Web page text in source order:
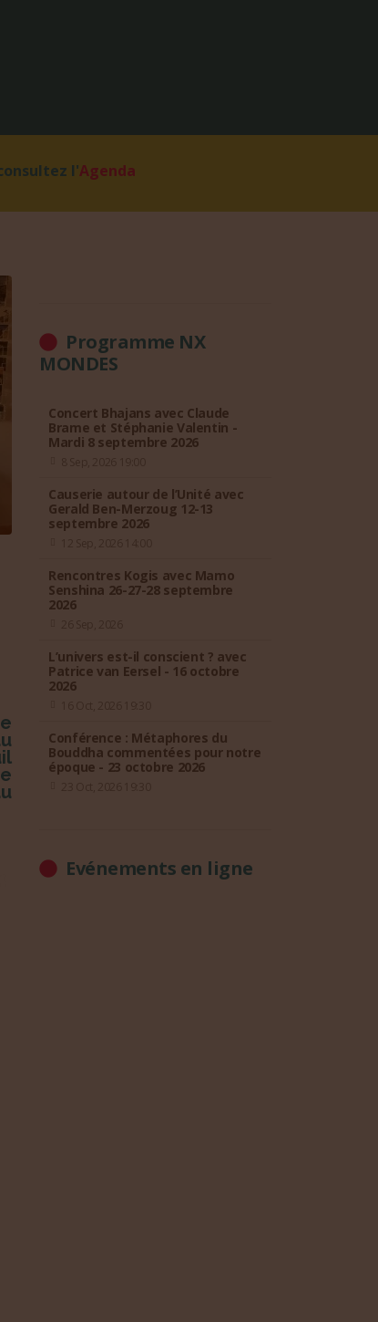
l'Agenda
Programme NX
MONDES
Concert Bhajans avec Claude
Brame et Stéphanie Valentin -
Mardi 8 septembre 2026
Causerie autour de l’Unité avec
Gerald Ben-Merzoug 12-13
septembre 2026
Rencontres Kogis avec Mamo
Senshina 26-27-28 septembre
2026
L’univers est-il conscient ? avec
Patrice van Eersel - 16 octobre
2026
Conférence : Métaphores du
Bouddha commentées pour notre
époque - 23 octobre 2026
Evénements en ligne